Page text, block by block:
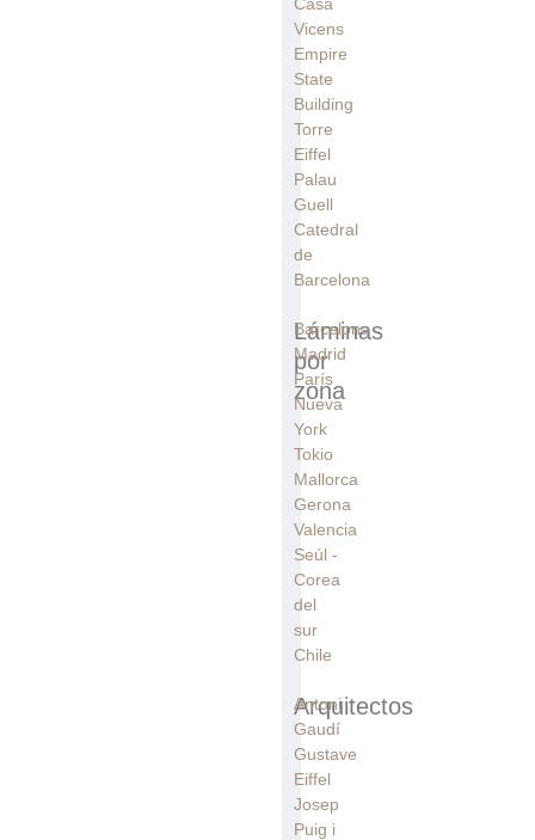
Vicens
Empire
State
Building
Torre
Eiffel
Palau
Guell
Catedral
de
Barcelona
Láminas
por
zona
Barcelona
Madrid
París
Nueva
York
Tokio
Mallorca
Gerona
Valencia
Seúl -
Corea
del
sur
Chile
Arquitectos
Antoni
Gaudí
Gustave
Eiffel
Josep
Puig i